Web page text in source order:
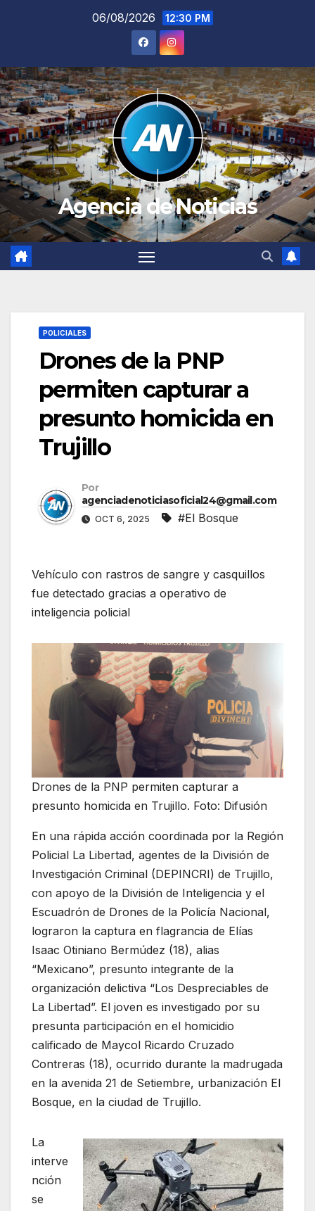
06/08/2026 12:30 PM
Agencia de Noticias
POLICIALES
Drones de la PNP
permiten capturar a
presunto homicida en
Trujillo
Por
agenciadenoticiasoficial24@gmail.com
OCT 6, 2025 #El Bosque
Vehículo con rastros de sangre y casquillos
fue detectado gracias a operativo de
inteligencia policial
Drones de la PNP permiten capturar a
presunto homicida en Trujillo. Foto: Difusión
En una rápida acción coordinada por la Región
Policial La Libertad, agentes de la División de
Investigación Criminal (DEPINCRI) de Trujillo,
con apoyo de la División de Inteligencia y el
Escuadrón de Drones de la Policía Nacional,
lograron la captura en flagrancia de Elías
Isaac Otiniano Bermúdez (18), alias
“Mexicano”, presunto integrante de la
organización delictiva “Los Despreciables de
La Libertad”. El joven es investigado por su
presunta participación en el homicidio
calificado de Maycol Ricardo Cruzado
Contreras (18), ocurrido durante la madrugada
en la avenida 21 de Setiembre, urbanización El
Bosque, en la ciudad de Trujillo.
La
interve
nción
se